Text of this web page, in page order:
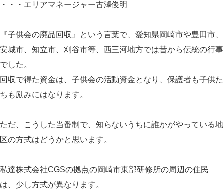
・・・エリアマネージャー古澤俊明
『子供会の廃品回収』という言葉で、愛知県岡崎市や豊田市、
安城市、知立市、刈谷市等、西三河地方では昔から伝統の行事
でした。
回収で得た資金は、子供会の活動資金となり、保護者も子供た
ちも励みにはなります。
ただ、こうした当番制で、知らないうちに誰かがやっている地
区の方式はどうかと思います。
私達株式会社CGSの拠点の岡崎市東部研修所の周辺の住民
は、少し方式が異なります。